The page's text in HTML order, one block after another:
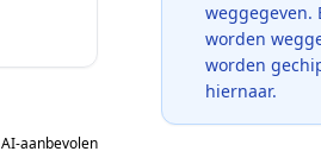
AI-aanbevolen
weggegeven.
worden
worden
hiernaar.